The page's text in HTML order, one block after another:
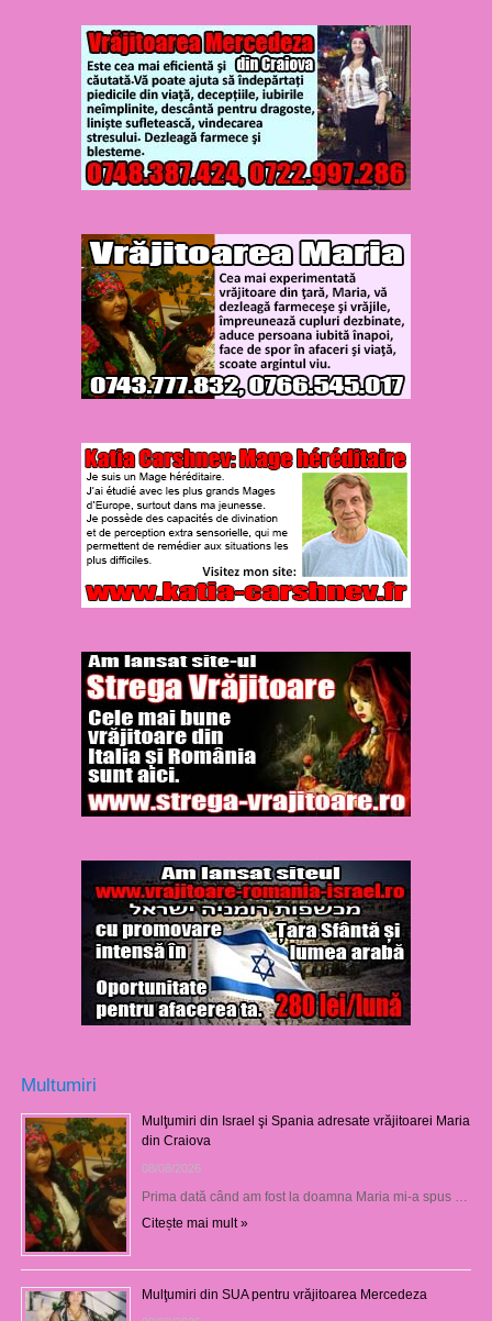
Multumiri
Mulţumiri din Israel şi Spania adresate vrăjitoarei Maria
din Craiova
08/08/2026
Prima dată când am fost la doamna Maria mi-a spus …
Citește mai mult »
Mulţumiri din SUA pentru vrăjitoarea Mercedeza